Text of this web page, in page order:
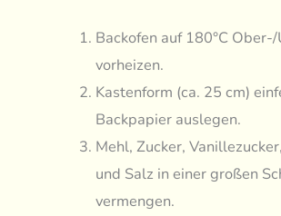
Backofen auf 180°C
vorheizen.
Kastenform (ca. 25 cm)
Backpapier auslegen.
Mehl, Zucker,
und Salz in einer großen
vermengen.